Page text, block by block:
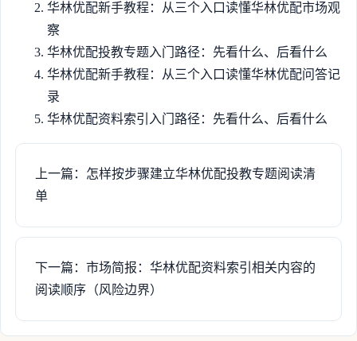
华林优配新手教程：从三个入口读懂华林优配市场观
察
华林优配投教专题入门路径：先看什么、后看什么
华林优配新手教程：从三个入口读懂华林优配问答记
录
华林优配资料索引入门路径：先看什么、后看什么
上一篇：怎样按步骤建立华林优配投教专题阅读清
单
下一篇：市场简报：华林优配资料索引相关内容的
阅读顺序（风险边界）